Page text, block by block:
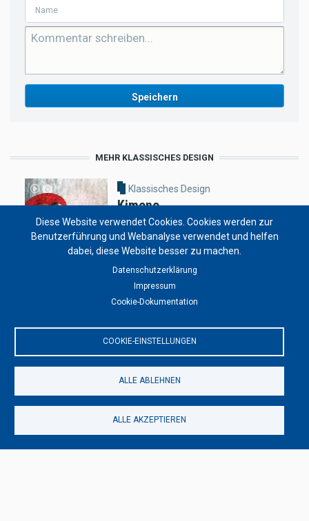
MEHR KLASSISCHES DESIGN
Klassisches Design
Kimono
29.07.2023 - 14:27 von Solongo Enkhbat
Klassisches Design
Chinesische Mauer
Orientteppich — Perserteppich
20.03.2023 - 05:01vonSiegfried Uhl
Diese Website verwendet Cookies. Cookies werden zur
Benutzerführung und Webanalyse verwendet und helfen
dabei, diese Website besser zu machen.
Datenschutzerklärung
Impressum
Cookie-Dokumentation
COOKIE-EINSTELLUNGEN
ALLE ABLEHNEN
ALLE AKZEPTIEREN